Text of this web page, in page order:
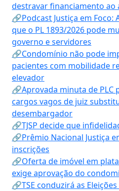
destravar financiamento ao
🔗Podcast Justiça em Foco:
que o PL 1893/2026 pode
governo e servidores
🔗Condomínio não pode
pacientes com mobilidade
elevador
🔗Aprovada minuta de PLC
cargos vagos de juiz
desembargador
🔗TJSP decide que
🔗Prêmio Nacional Justiça
inscrições
🔗Oferta de imóvel em
exige aprovação do
🔗TSE conduzirá as